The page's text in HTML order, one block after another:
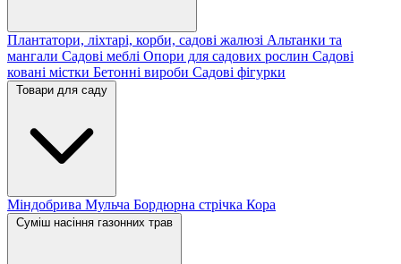
Плантатори, ліхтарі, корби, садові жалюзі Альтанки та
мангали Садові меблі Опори для садових рослин Садові
ковані містки Бетонні вироби Садові фігурки
Товари для саду
Міндобрива Мульча Бордюрна стрічка Кора
Суміш насіння газонних трав